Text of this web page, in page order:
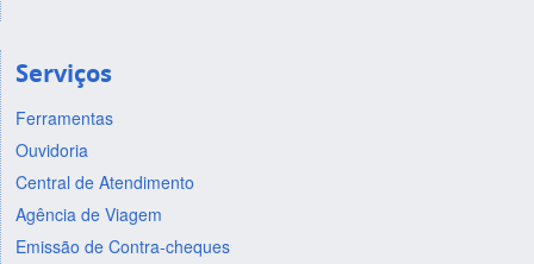
Serviços
Ferramentas
Ouvidoria
Central de Atendimento
Agência de Viagem
Emissão de Contra-cheques